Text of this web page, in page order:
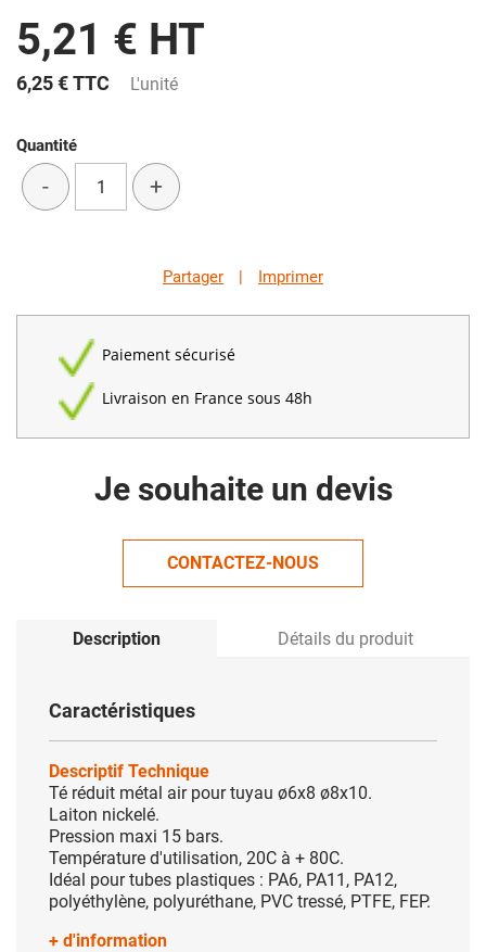
5,21 € HT
6,25 €TTC L'unité
Quantité
- +
Partager | Imprimer
Paiement sécurisé
Livraison en France sous 48h
Je souhaite un devis
CONTACTEZ-NOUS
Description Détails du produit
Caractéristiques
Descriptif Technique
Té réduit métal air pour tuyau ø6x8 ø8x10.
Laiton nickelé.
Pression maxi 15 bars.
Température d'utilisation, 20C à + 80C.
Idéal pour tubes plastiques : PA6, PA11, PA12,
polyéthylène, polyuréthane, PVC tressé, PTFE, FEP.
+ d'information